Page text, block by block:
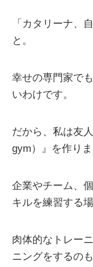
「カタリーナ、
と。
幸せの専門家で
いわけです。
だから、私は友
gym）』を作りま
企業やチーム、
キルを練習する場
肉体的なトレー
ニングをするの